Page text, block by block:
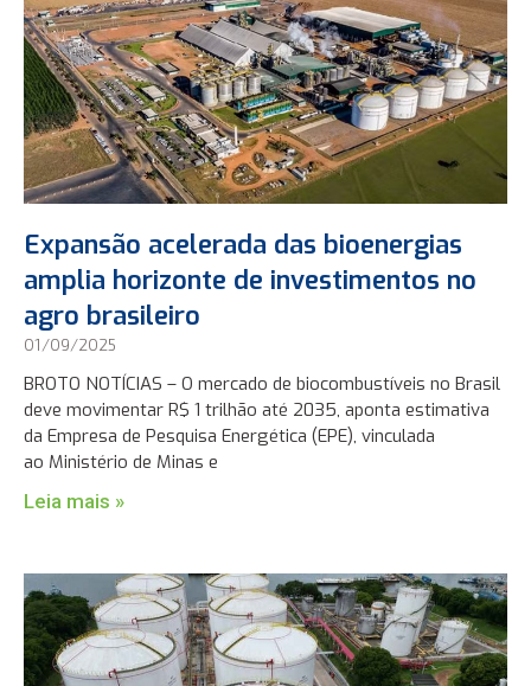
Expansão acelerada das bioenergias
amplia horizonte de investimentos no
agro brasileiro
01/09/2025
BROTO NOTÍCIAS – O mercado de biocombustíveis no Brasil
deve movimentar R$ 1 trilhão até 2035, aponta estimativa
da Empresa de Pesquisa Energética (EPE), vinculada
ao Ministério de Minas e
Leia mais »